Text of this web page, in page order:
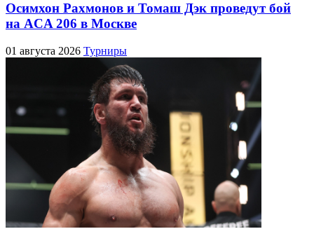
Осимхон Рахмонов и Томаш Дэк проведут бой
на ACA 206 в Москве
01 августа 2026 Турниры